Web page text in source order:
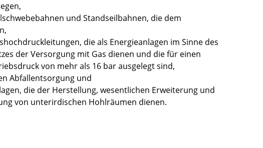
und Standseilbahnen, die dem
die als Energieanlagen im Sinne des
der Versorgung mit Gas dienen und die für einen
von mehr als 16 bar ausgelegt sind,
Abfallentsorgung und
die der Herstellung, wesentlichen Erweiterung und
von unterirdischen Hohlräumen dienen.